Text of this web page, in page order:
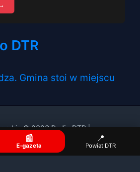
DTR
Gmina stoi w miejscu
© 2026 Radio DTR |
📰
E-gazeta
📍
Powiat DTR